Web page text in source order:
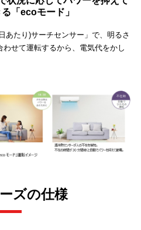
「ecoモード」
あたり)サーチセンサー」で、明るさ
せて運転するから、電気代をかし
ズの仕様